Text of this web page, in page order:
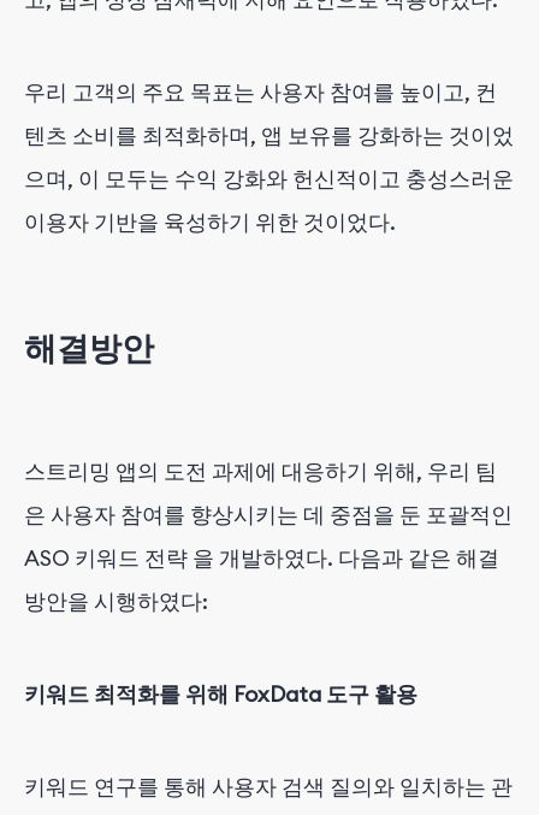
우리 고객의 주요 목표는 사용자 참여를 높이고, 컨
텐츠 소비를 최적화하며, 앱 보유를 강화하는 것이었
으며, 이 모두는 수익 강화와 헌신적이고 충성스러운
이용자 기반을 육성하기 위한 것이었다.
해결방안
스트리밍 앱의 도전 과제에 대응하기 위해, 우리 팀
은 사용자 참여를 향상시키는 데 중점을 둔 포괄적인
ASO 키워드 전략 을 개발하였다. 다음과 같은 해결
방안을 시행하였다:
키워드 최적화를 위해 FoxData 도구 활용
키워드 연구를 통해 사용자 검색 질의와 일치하는 관